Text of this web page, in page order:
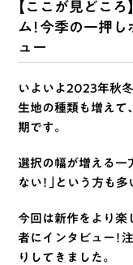
【ここが見どこ
ム！今季の一押
ュー
いよいよ2023年秋
生地の種類も増えて
期です。
選択の幅が増える一
ない！」という方も
今回は新作をより楽
者にインタビュー！
りしてきました。